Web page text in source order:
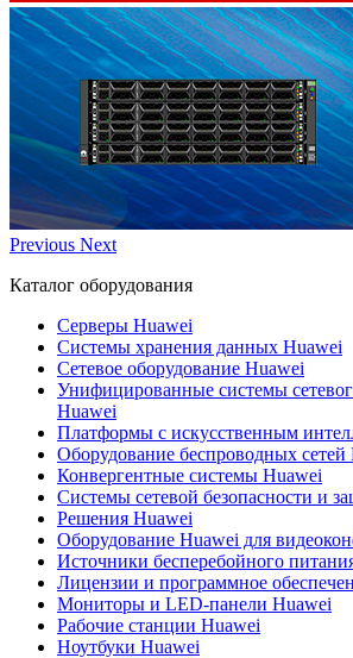
Previous Next
Каталог оборудования
Серверы Huawei
Системы хранения данных Huawei
Сетевое оборудование Huawei
Унифицированные системы
Huawei
Платформы с искусственным
Оборудование беспроводных сетей
Конвергентные системы Huawei
Системы сетевой безопасности и
Решения Huawei
Оборудование Huawei для
Источники бесперебойного
Лицензии и программное
Мониторы и LED-панели Huawei
Рабочие станции Huawei
Ноутбуки Huawei